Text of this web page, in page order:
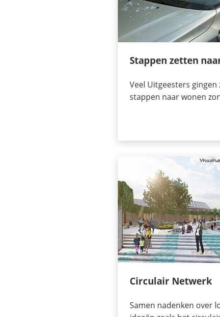
Stappen zetten
Veel Uitgeesters gingen
stappen naar wonen
Circulair Netwerk
Samen nadenken over